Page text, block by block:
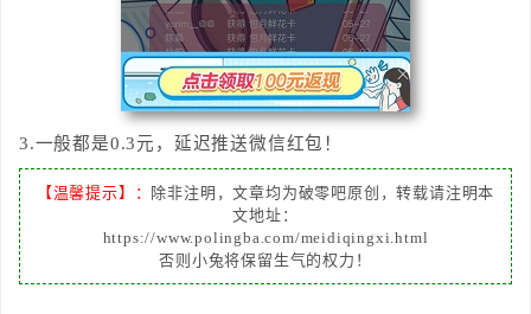
3.一般都是0.3元，延迟推送微信红包！
【温馨提示】： 除非注明，文章均为破零吧原创，转载请注明本
文地址：
https://www.polingba.com/meidiqingxi.html
否则小兔将保留生气的权力！